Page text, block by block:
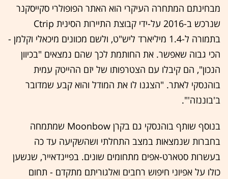
מבחינתם המתחרה העיקרי הוא האתר הפופולרי סקייסקנר
שנרכש ב-2016 על-ידי קבוצת התיירות הסינית Ctrip
בתמורה ל-1.4 מיליארד ליש"ט, ולשם מכוונים מיכאלי וקלמן -
הכי גבוה שאפשר. את החותמת לכך שהם נמצאים "בכיוון
הנכון", הם קיבלו עם הצטרפותו של יזם ההייטק עמית
בוהנסקי לאתר. "הצגנו לו את המודל והוא קבע שמדובר
ב'בוננזה'".
בנוסף שותף בוהנסקי גם בקרן Moonbow שמתמחה
בחברות שנמצאות במצב התחלתי ושהשקיעה עד כה
בעשרות סטארט-אפים מתחומים שונים. בפיינדאייר, שנשען
כולו על אפיוני חיפוש רחבים ואלגוריתם מתקדם - תחום